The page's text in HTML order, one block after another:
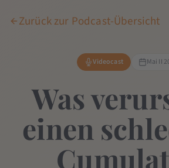
Zurück zur Podcast-Übersicht
Videocast Mai II
Was
einen